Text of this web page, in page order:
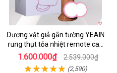
Dương vật giả gắn tường YEAIN
rung thụt tỏa nhiệt remote cao
cấp
1.600.000₫ 2.539.000₫
(2,590)